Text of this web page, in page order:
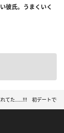
彼氏。うまくいく
れてた……!!! 初デートで彼